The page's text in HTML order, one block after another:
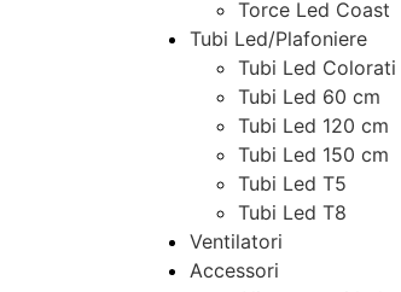
Torce Led Coast
Tubi Led/Plafoniere
Tubi Led Colorati
Tubi Led 60 cm
Tubi Led 120 cm
Tubi Led 150 cm
Tubi Led T5
Tubi Led T8
Ventilatori
Accessori